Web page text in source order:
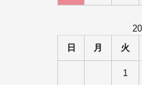
日
月 火
1